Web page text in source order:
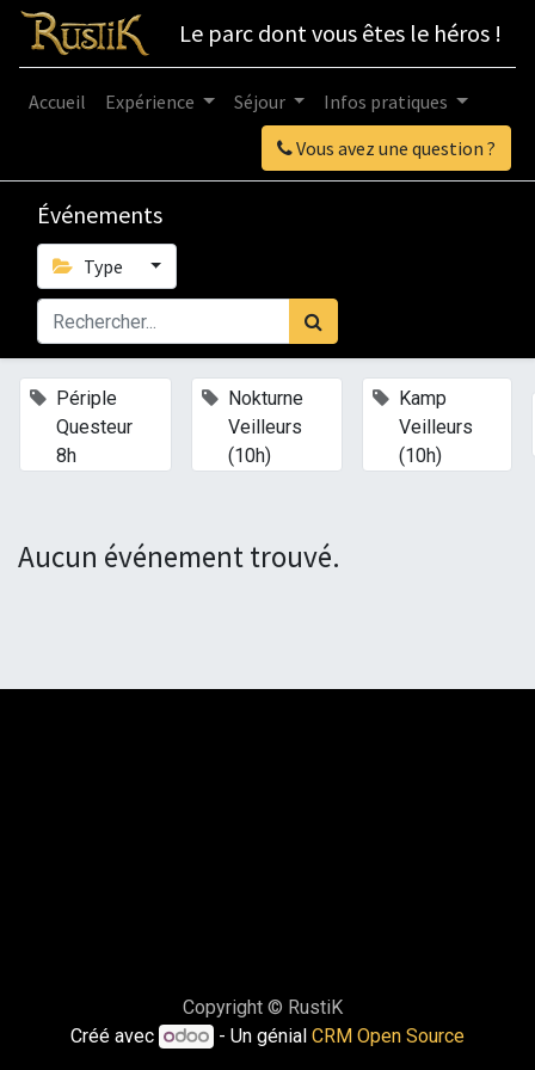
Le parc dont vous êtes le héros !
Vous avez une question ?
Accueil Expérience Séjour Infos pratiques
Événements
Type
Périple
Questeur
8h
Nokturne
Veilleurs
(10h)
Kamp
Veilleurs
(10h)
Aucun événement trouvé.
Copyright © RustiK
Créé avec
- Un génialCRM Open Source